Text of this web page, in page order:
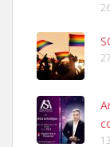
Ninfa perdida
El día 5 se los